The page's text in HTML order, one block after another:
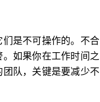
是不可操作的。不合
如果你在工作时间之
队，关键是要减少不